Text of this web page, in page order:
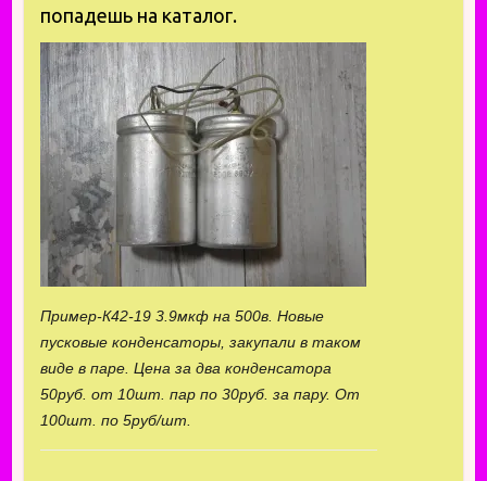
попадешь на каталог.
Пример-К42-19 3.9мкф на 500в. Новые
пусковые конденсаторы, закупали в таком
виде в паре. Цена за два конденсатора
50руб. от 10шт. пар по 30руб. за пару. От
100шт. по 5руб/шт.